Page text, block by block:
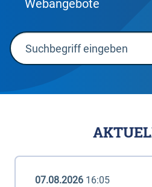
Webangebote
07.08.2026 16:05